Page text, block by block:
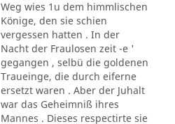
Weg wies 1u dem himmlischen
Könige, den sie schien
vergessen hatten . In der
Nacht der Fraulosen zeit -e '
gegangen , selbü die goldenen
Traueinge, die durch eiferne
ersetzt waren . Aber der Juhalt
war das Geheimniß ihres
Mannes . Dieses respectirte sie